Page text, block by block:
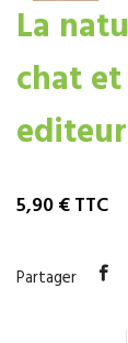
La
chat
5,90 €TTC
Partager